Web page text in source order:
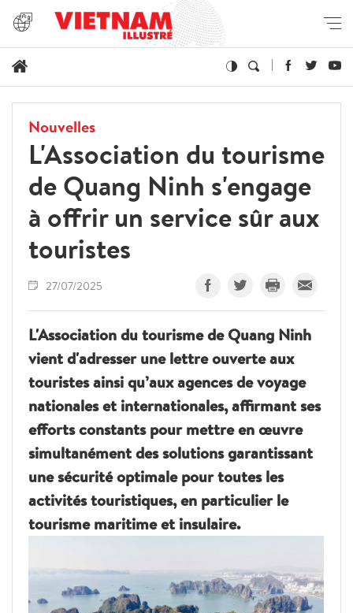
Nouvelles
L'Association du tourisme
de Quang Ninh s'engage
à offrir un service sûr aux
touristes
27/07/2025
L'Association du tourisme de Quang Ninh
vient d'adresser une lettre ouverte aux
touristes ainsi qu’aux agences de voyage
nationales et internationales, affirmant ses
efforts constants pour mettre en œuvre
simultanément des solutions garantissant
une sécurité optimale pour toutes les
activités touristiques, en particulier le
tourisme maritime et insulaire.